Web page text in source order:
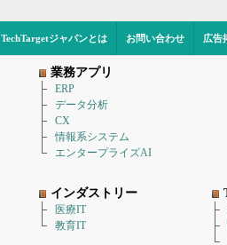
TechTargetジャパンとは お問い合わせ 広告
業務アプリ
ERP
データ分析
CX
情報系システム
エンタープライズAI
インダストリー
医療IT
教育IT